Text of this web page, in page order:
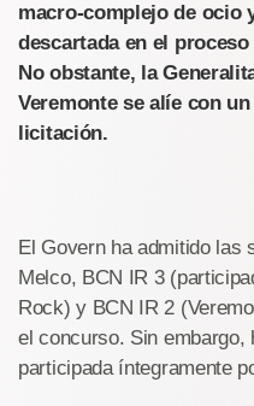
macro-complejo de ocio
descartada en el
No obstante, la
Veremonte se alíe con
licitación.
El Govern ha admitido las
Melco, BCN IR 3
Rock) y BCN IR 2
el concurso. Sin embargo,
participada íntegramente